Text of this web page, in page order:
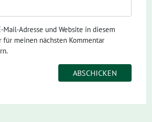
Mail-Adresse und Website in diesem
für meinen nächsten Kommentar